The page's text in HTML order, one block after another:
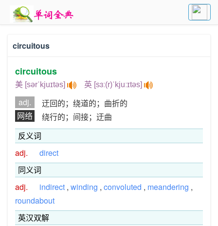
circuitous
circuitous
美 [sərˈkjuɪtəs] 英 [sɜː(r)ˈkjuːɪtəs]
adj.
迂回的；绕道的；曲折的
网络
绕行的；间接；迂曲
反义词
adj.
direct
同义词
adj.
indirect , winding , convoluted , meandering ,
roundabout
英汉双解